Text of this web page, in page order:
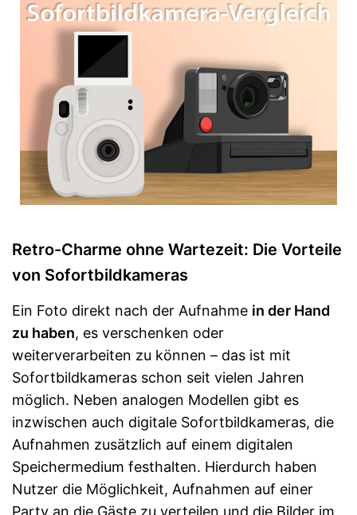
Retro-Charme ohne Wartezeit: Die Vorteile
von Sofortbildkameras
Ein Foto direkt nach der Aufnahme in der Hand
zu haben, es verschenken oder
weiterverarbeiten zu können – das ist mit
Sofortbildkameras schon seit vielen Jahren
möglich. Neben analogen Modellen gibt es
inzwischen auch digitale Sofortbildkameras, die
Aufnahmen zusätzlich auf einem digitalen
Speichermedium festhalten. Hierdurch haben
Nutzer die Möglichkeit, Aufnahmen auf einer
Party an die Gäste zu verteilen und die Bilder im